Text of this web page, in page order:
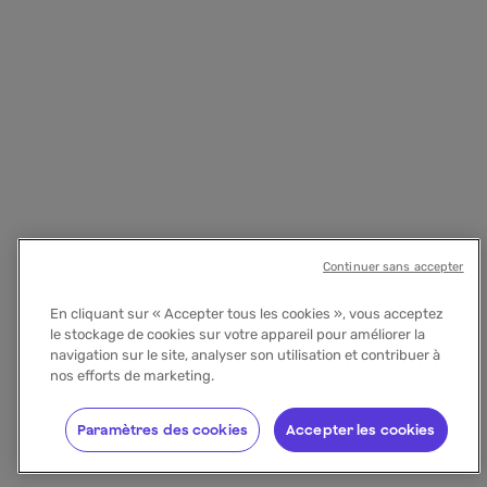
En cliquant sur « Accepter tous les cookies », vous acceptez
le stockage de cookies sur votre appareil pour améliorer la
navigation sur le site, analyser son utilisation et contribuer à
nos efforts de marketing.
Accepter les cookies
Paramètres des cookies
Continuer sans accepter